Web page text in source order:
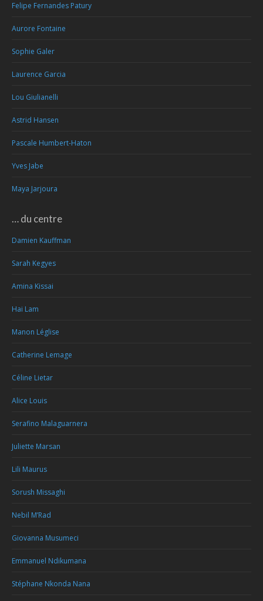
Felipe Fernandes Patury
Aurore Fontaine
Sophie Galer
Laurence Garcia
Lou Giulianelli
Astrid Hansen
Pascale Humbert-Haton
Yves Jabe
Maya Jarjoura
… du centre
Damien Kauffman
Sarah Kegyes
Amina Kissai
Hai Lam
Manon Léglise
Catherine Lemage
Céline Lietar
Alice Louis
Serafino Malaguarnera
Juliette Marsan
Lili Maurus
Sorush Missaghi
Nebil M’Rad
Giovanna Musumeci
Emmanuel Ndikumana
Stéphane Nkonda Nana